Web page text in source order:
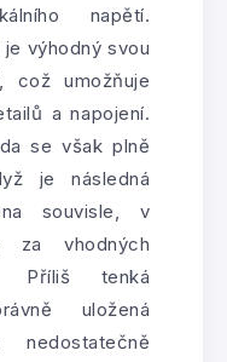
napětí.
je výhodný svou
což umožňuje
a napojení.
se však plně
je následná
souvisle, v
za vhodných
Příliš tenká
uložená